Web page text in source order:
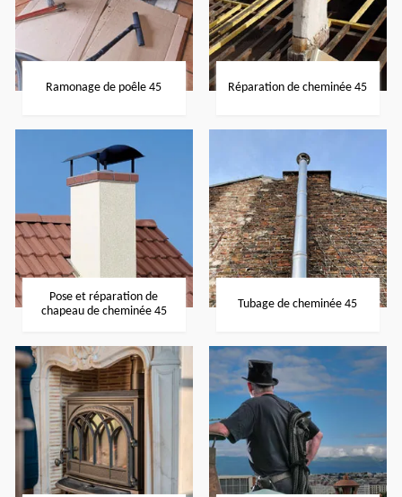
Ramonage de poêle 45 Réparation de cheminée 45
Pose et réparation de
chapeau de cheminée 45
Tubage de cheminée 45